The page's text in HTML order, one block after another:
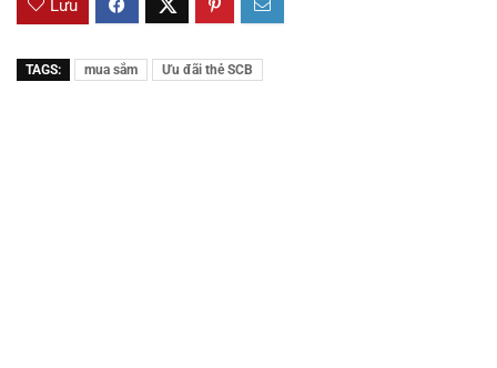
Lưu
TAGS: mua sắm Ưu đãi thẻ SCB